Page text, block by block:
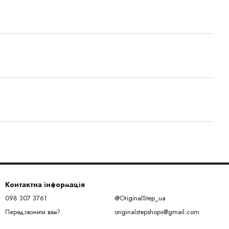
Контактна інформація
098 307 3761
Передзвонити вам?
@OriginalStep_ua
originalstepshops@gmail.com